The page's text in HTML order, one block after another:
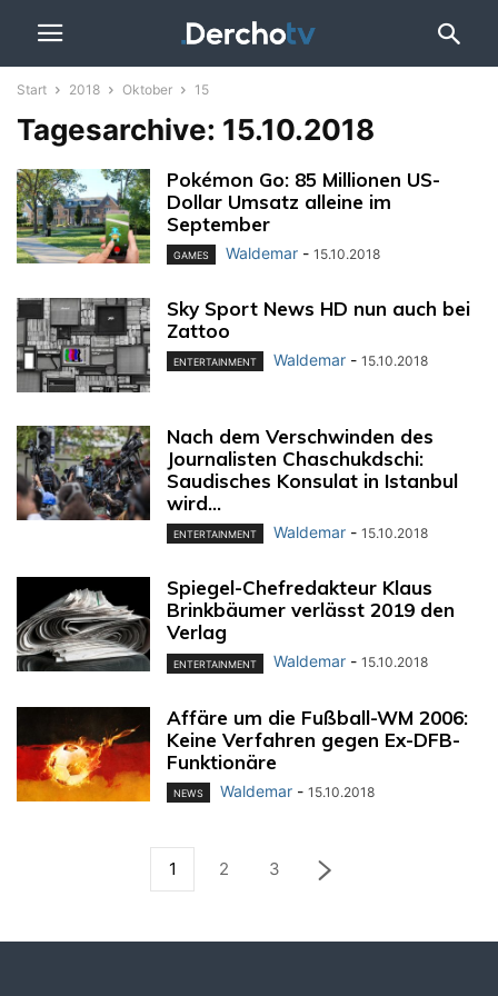
Start 2018 Oktober 15
Tagesarchive: 15.10.2018
Pokémon Go: 85 Millionen US-
Dollar Umsatz alleine im
September
GAMES Waldemar - 15.10.2018
Sky Sport News HD nun auch bei
Zattoo
ENTERTAINMENT Waldemar - 15.10.2018
Nach dem Verschwinden des
Journalisten Chaschukdschi:
Saudisches Konsulat in Istanbul
wird...
ENTERTAINMENT Waldemar - 15.10.2018
Spiegel-Chefredakteur Klaus
Brinkbäumer verlässt 2019 den
Verlag
ENTERTAINMENT Waldemar - 15.10.2018
Affäre um die Fußball-WM 2006:
Keine Verfahren gegen Ex-DFB-
Funktionäre
NEWS Waldemar - 15.10.2018
1 2 3